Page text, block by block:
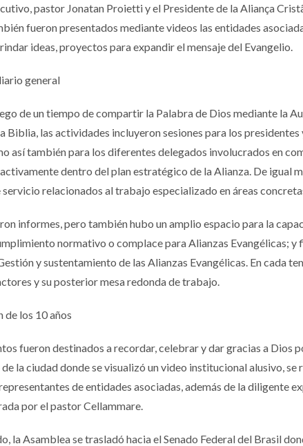
pastor Jonatan Proietti y el Presidente de la Aliança
fueron presentados mediante videos las entidades
ideas, proyectos para expandir el mensaje del Evangelio.
general
de un tiempo de compartir la Palabra de Dios mediante la
Biblia, las actividades incluyeron sesiones para los
así también para los diferentes delegados involucrados en
dentro del plan estratégico de la Alianza. De igual
servicio relacionados al trabajo especializado en áreas
informes, pero también hubo un amplio espacio para la
normativo o complace para Alianzas Evangélicas; y
y sustentamiento de las Alianzas Evangélicas. En cada
y su posterior mesa redonda de trabajo.
de los 10 años
fueron destinados a recordar, celebrar y dar gracias a Dios
la ciudad donde se visualizó un video institucional alusivo,
de entidades asociadas, además de la diligente
por el pastor Cellammare.
la Asamblea se trasladó hacia el Senado Federal del Brasil